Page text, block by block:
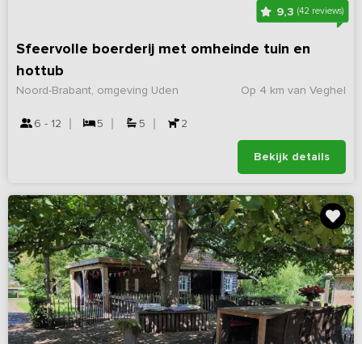
9,3(42 reviews)
Sfeervolle boerderij met omheinde tuin en
hottub
Op 4 km van Veghel
Noord-Brabant, omgeving Uden
6 - 12 5 5 2
Bekijk details